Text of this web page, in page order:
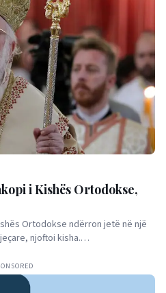
i Kishës Ortodokse,
Ortodokse ndërron jetë në një
njoftoi kisha.…